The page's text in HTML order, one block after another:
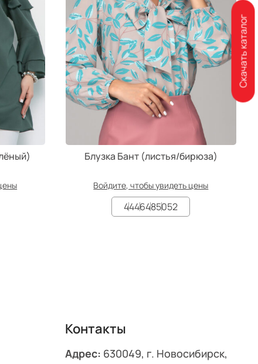
Блузка Бант (листья/бирюза)
Войдите, чтобы увидеть цены
4446485052
Контакты
Адрес: 630049, г. Новосибирск,
Скачать каталог